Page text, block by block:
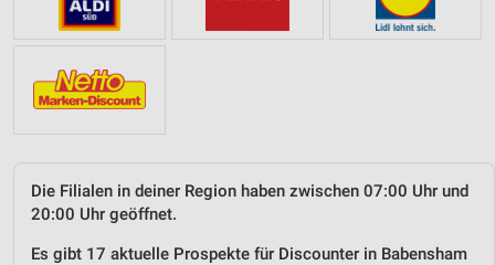
Die Filialen in deiner Region haben zwischen 07:00 Uhr und
20:00 Uhr geöffnet.
Es gibt 17 aktuelle Prospekte für Discounter in Babensham